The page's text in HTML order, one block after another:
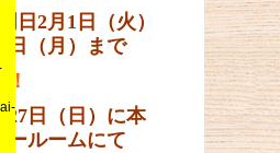
日2月1日（火）
日（月）まで
27日（日）に本
ールームにて